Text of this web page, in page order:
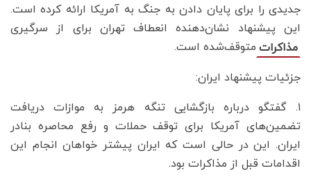
جدیدی را برای پایان دادن به جنگ به آمریکا ارائه کرده است.
این پیشنهاد نشان‌دهنده انعطاف تهران برای از سرگیری
مذاکرات متوقف‌شده است.
جزئیات پیشنهاد ایران:
۱. گفتگو درباره بازگشایی تنگه هرمز به موازات دریافت
تضمین‌های آمریکا برای توقف حملات و رفع محاصره بنادر
ایران. این در حالی است که ایران پیشتر خواهان انجام این
اقدامات قبل از مذاکرات بود.